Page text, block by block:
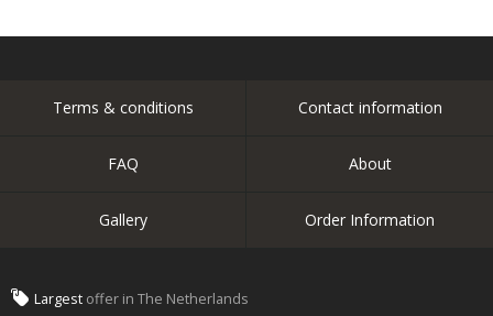
Terms & conditions Contact information
FAQ About
Gallery Order Information
Largest offer in The Netherlands